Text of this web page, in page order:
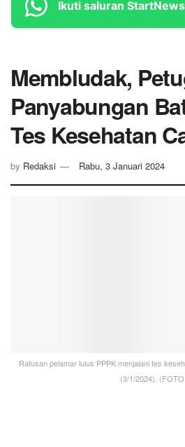
Ikuti saluran
Membludak,
Panyabungan
Tes Kesehatan
by Redaksi Rabu, 3 Januari 2024
Ratusan pelamar lulus PPPK menjalani tes
(3/1/2024).